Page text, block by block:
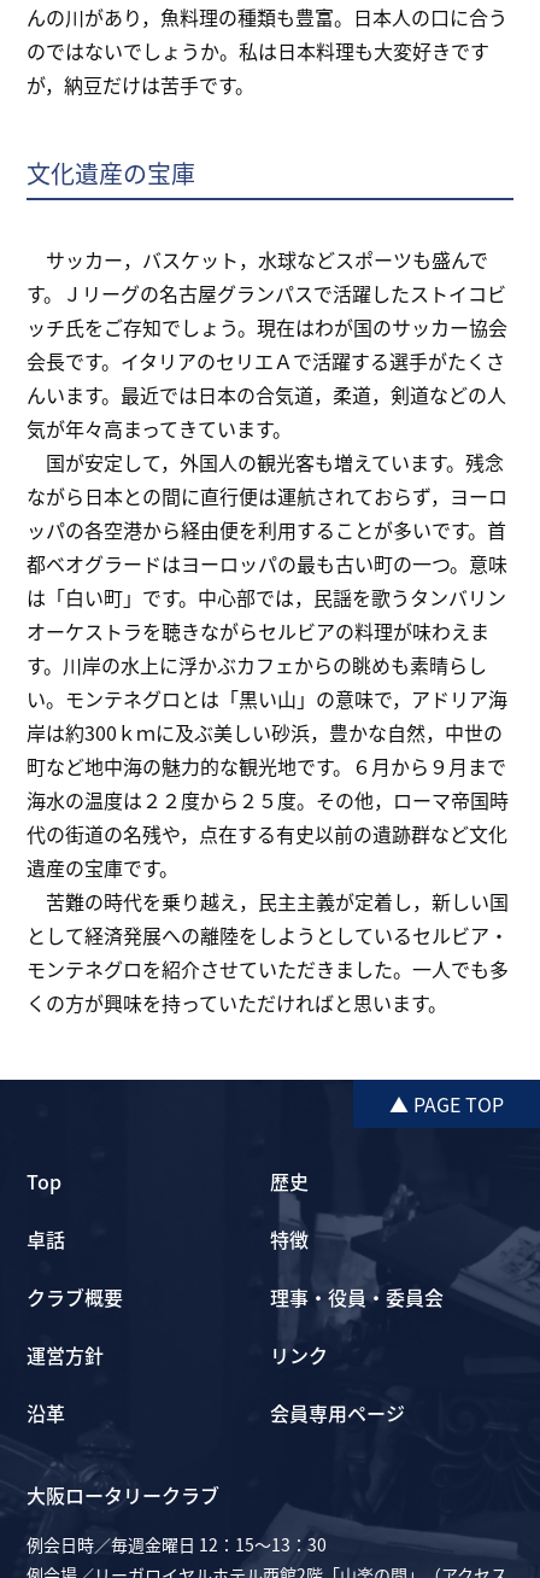
んの川があり，魚料理の種類も豊富。日本人の口に合う
のではないでしょうか。私は日本料理も大変好きです
が，納豆だけは苦手です。
文化遺産の宝庫
サッカー，バスケット，水球などスポーツも盛んで
す。Ｊリーグの名古屋グランパスで活躍したストイコビ
ッチ氏をご存知でしょう。現在はわが国のサッカー協会
会長です。イタリアのセリエＡで活躍する選手がたくさ
んいます。最近では日本の合気道，柔道，剣道などの人
気が年々高まってきています。
国が安定して，外国人の観光客も増えています。残念
ながら日本との間に直行便は運航されておらず，ヨーロ
ッパの各空港から経由便を利用することが多いです。首
都ベオグラードはヨーロッパの最も古い町の一つ。意味
は「白い町」です。中心部では，民謡を歌うタンバリン
オーケストラを聴きながらセルビアの料理が味わえま
す。川岸の水上に浮かぶカフェからの眺めも素晴らし
い。モンテネグロとは「黒い山」の意味で，アドリア海
岸は約300ｋｍに及ぶ美しい砂浜，豊かな自然，中世の
町など地中海の魅力的な観光地です。６月から９月まで
海水の温度は２２度から２５度。その他，ローマ帝国時
代の街道の名残や，点在する有史以前の遺跡群など文化
遺産の宝庫です。
苦難の時代を乗り越え，民主主義が定着し，新しい国
として経済発展への離陸をしようとしているセルビア・
モンテネグロを紹介させていただきました。一人でも多
くの方が興味を持っていただければと思います。
▲ PAGE TOP
Top
卓話
クラブ概要
運営方針
沿革
歴史
特徴
理事・役員・委員会
リンク
会員専用ページ
大阪ロータリークラブ
例会日時／毎週金曜日 12：15～13：30